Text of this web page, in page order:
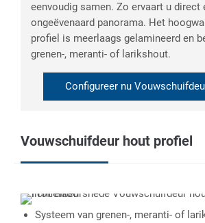
eenvoudig samen. Zo ervaart u direct
ongeëvenaard panorama. Het
profiel is meerlaags gelamineerd en
grenen-, meranti- of larikshout.
Configureer nu
Vouwschuifdeur hout profiel
Systeem van grenen-, meranti- of